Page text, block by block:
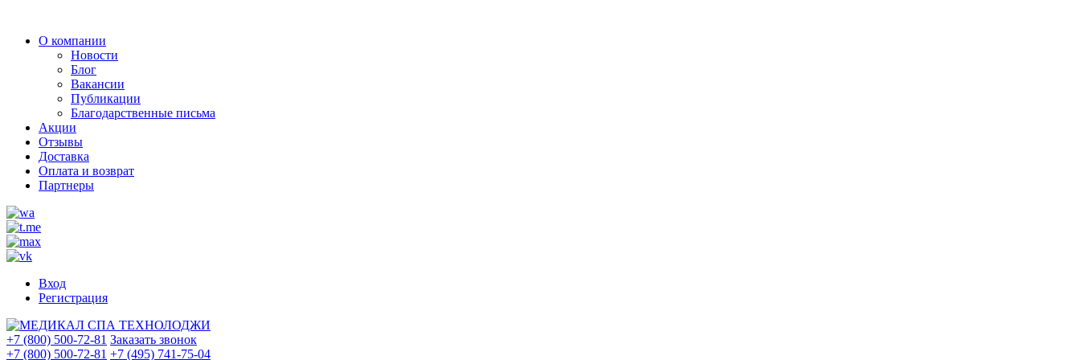
О компании
Новости
Блог
Вакансии
Публикации
Благодарственные письма
Акции
Отзывы
Доставка
Оплата и возврат
Партнеры
Вход
Регистрация
+7 (800) 500-72-81 Заказать звонок
+7 (800) 500-72-81 +7 (495) 741-75-04